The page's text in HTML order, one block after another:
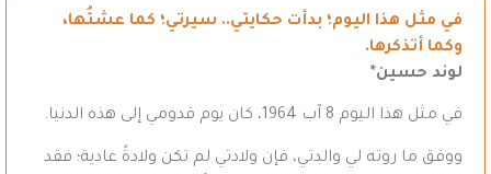
في مثل هذا اليوم؛ بدأت حكايتي.. سيرتي؛ كما عشتُها،
وكما أتذكرها.
لوند حسين*
في مثل هذا اليوم 8 آب 1964، كان يوم قدومي إلى هذه الدنيا.
ووفق ما روته لي والدتي، فإن ولادتي لم تكن ولادةً عادية؛ فقد